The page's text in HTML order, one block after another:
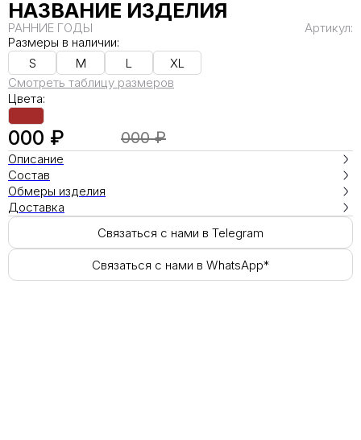
НАЗВАНИЕ ИЗДЕЛИЯ
РАННИЕ ГОДЫ
Артикул:
Размеры в наличии:
S
M L
XL
Смотреть таблицу размеров
Цвета:
000 ₽ 000 ₽
Описание
Состав
Обмеры изделия
Доставка
Связаться с нами в Telegram
Связаться с нами в WhatsApp*